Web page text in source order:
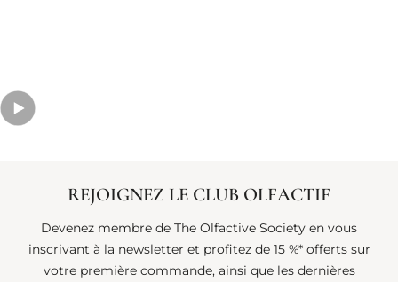
REJOIGNEZ LE CLUB OLFACTIF
Devenez membre de The Olfactive Society en vous
inscrivant à la newsletter et profitez de 15 %* offerts sur
votre première commande, ainsi que les dernières